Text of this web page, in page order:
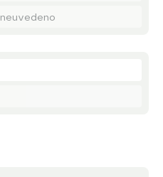
neuvedeno